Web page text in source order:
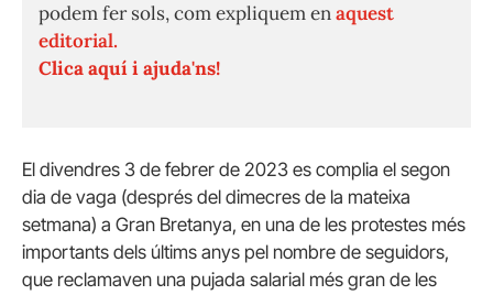
podem fer sols, com expliquem enaquest
editorial.
Clica aquí i ajuda'ns!
El divendres 3 de febrer de 2023 es complia el segon
dia de vaga (després del dimecres de la mateixa
setmana) a Gran Bretanya, en una de les protestes més
importants dels últims anys pel nombre de seguidors,
que reclamaven una pujada salarial més gran de les